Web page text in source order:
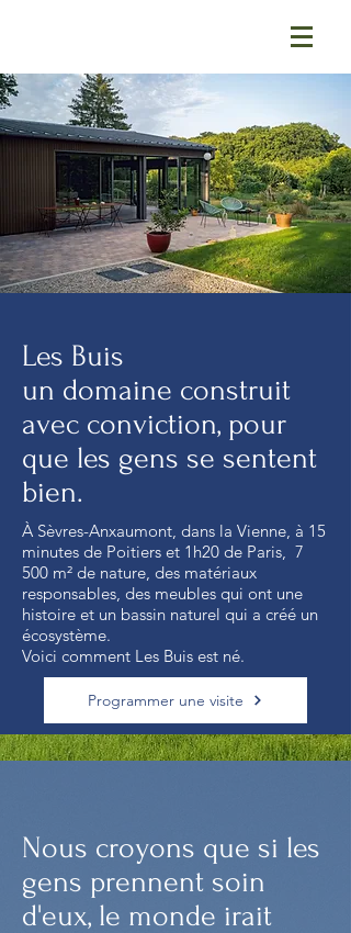
Les Buis
un domaine construit
avec conviction, pour
que les gens se sentent
bien.
À Sèvres-Anxaumont, dans la Vienne, à 15
minutes de Poitiers et 1h20 de Paris, 7
500 m² de nature, des matériaux
responsables, des meubles qui ont une
histoire et un bassin naturel qui a créé un
écosystème.
Voici comment Les Buis est né.
Programmer une visite
Nous croyons que si les
gens prennent soin
d'eux, le monde irait